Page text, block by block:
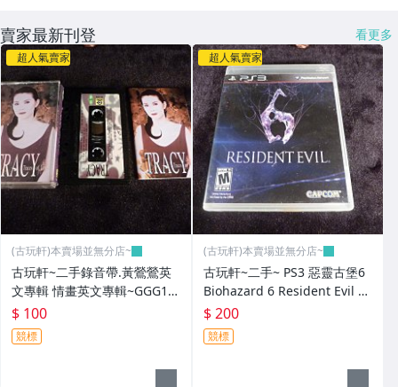
賣家最新刊登 看更多
超人氣賣家
(古玩軒)本賣場並無分店~
古玩軒~二手錄音帶.黃鶯鶯英
文專輯 情畫英文專輯~GGG10
1
$ 100
競標
超人氣賣家
(古玩軒)本賣場並無分店~
古玩軒~二手~ PS3 惡靈古堡6
Biohazard 6 Resident Evil 6
-英文~GGG100
$ 200
競標